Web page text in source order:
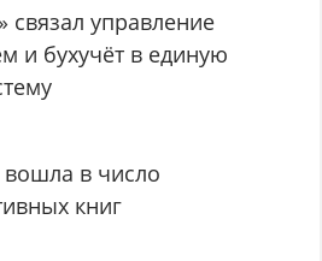
управление
и бухучёт в единую
в число
книг